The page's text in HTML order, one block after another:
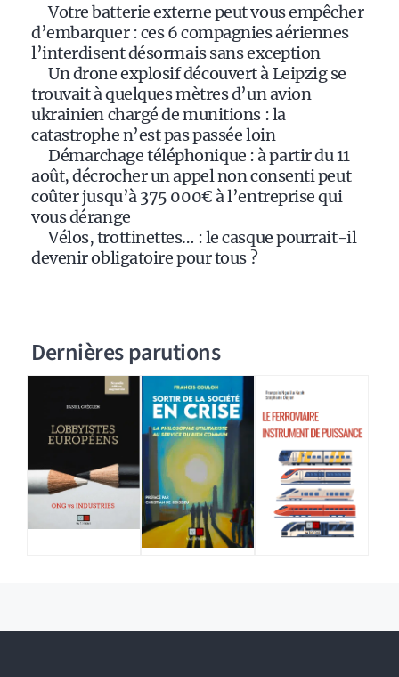
Votre batterie externe peut vous empêcher
d’embarquer : ces 6 compagnies aériennes
l’interdisent désormais sans exception
Un drone explosif découvert à Leipzig se
trouvait à quelques mètres d’un avion
ukrainien chargé de munitions : la
catastrophe n’est pas passée loin
Démarchage téléphonique : à partir du 11
août, décrocher un appel non consenti peut
coûter jusqu’à 375 000€ à l’entreprise qui
vous dérange
Vélos, trottinettes… : le casque pourrait-il
devenir obligatoire pour tous ?
Dernières parutions